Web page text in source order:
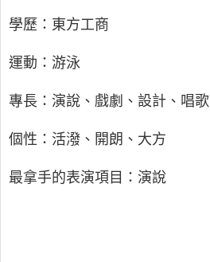
學歷：東方工商
運動：游泳
專長：演說、戲劇、設計、唱歌
個性：活潑、開朗、大方
最拿手的表演項目：演說